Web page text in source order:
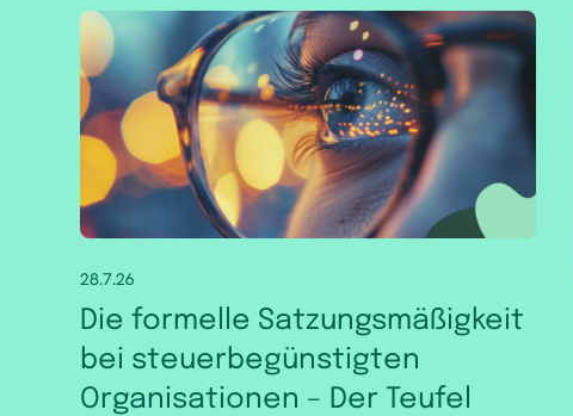
28.7.26
Die formelle Satzungsmäßigkeit
bei steuerbegünstigten
Organisationen – Der Teufel